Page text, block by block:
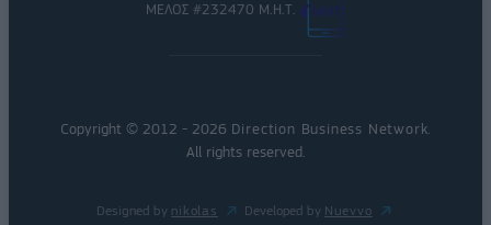
ΜΕΛΟΣ #232470 Μ.Η.Τ.
Copyright © 2012 - 2026 Direction Business Network
All rights reserved.
Designed by nikolas Developed by Nuevvo